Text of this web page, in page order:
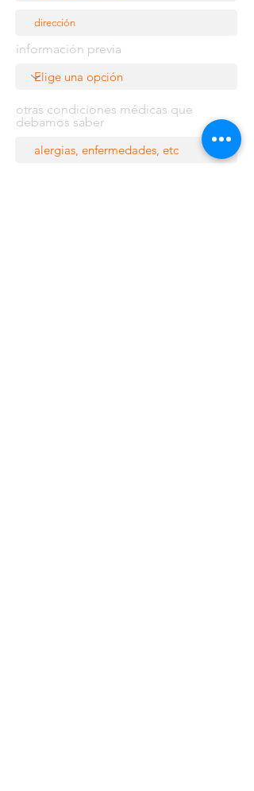
información previa
otras condiciones médicas que
debamos saber